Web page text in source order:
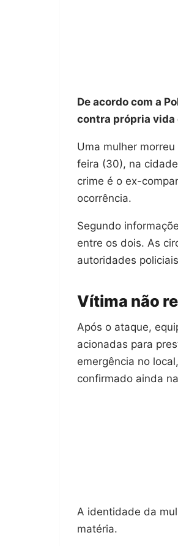
De acordo com a
contra própria vida
Uma mulher
feira (30), na
crime é o ex-
ocorrência.
Segundo
entre os dois. As
autoridades
Vítima não
Após o ataque,
acionadas para
emergência no
confirmado ainda
A identidade da
matéria.